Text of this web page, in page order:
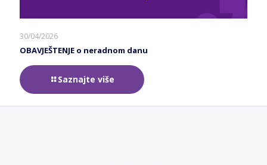
30/04/2026
OBAVJEŠTENJE o neradnom danu
Saznajte više